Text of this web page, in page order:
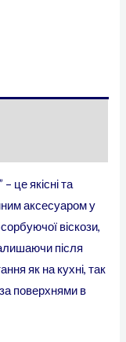
це якісні та
аксесуаром у
віскози,
після
як на кухні, так
поверхнями в